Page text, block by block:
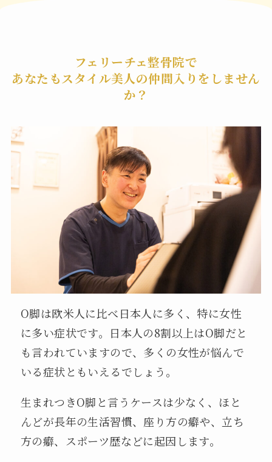
フェリーチェ整骨院で
あなたもスタイル美人の仲間入りをしません
か？
O脚は欧米人に比べ日本人に多く、特に女性
に多い症状です。日本人の8割以上はO脚だと
も言われていますので、多くの女性が悩んで
いる症状ともいえるでしょう。
生まれつきO脚と言うケースは少なく、ほと
んどが長年の生活習慣、座り方の癖や、立ち
方の癖、スポーツ歴などに起因します。